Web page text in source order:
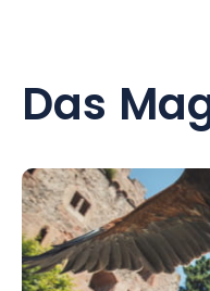
Das